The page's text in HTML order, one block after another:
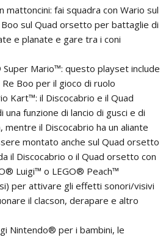
mattoncini: fai squadra con Wario sul
Boo sul Quad orsetto per battaglie di
e planate e gare tra i coni
Mario™: questo playset include
Boo per il gioco di ruolo
Kart™: il Discocabrio e il Quad
funzione di lancio di gusci e di
mentre il Discocabrio ha un aliante
montato anche sul Quad orsetto
il Discocabrio o il Quad orsetto con
Luigi™ o LEGO® Peach™
per attivare gli effetti sonori/visivi
il clacson, derapare e altro
Nintendo® per i bambini, le